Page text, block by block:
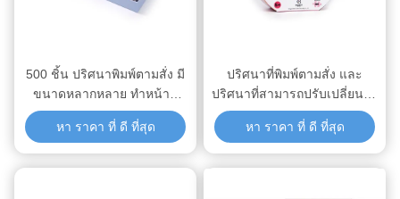
500 ชิ้น ปริศนาพิมพ์ตามสั่ง มี
ขนาดหลากหลาย ทําหน้าที่
ดีสําหรับการฝึกอบรมและ
โปรแกรมแรงจูงใจของบริษัท
หา ราคา ที่ ดี ที่สุด
ปริศนาที่พิมพ์ตามสั่ง และ
ปริศนาที่สามารถปรับเปลี่ยนได้
สําหรับการพัฒนาธุรกิจของคุณ
หา ราคา ที่ ดี ที่สุด